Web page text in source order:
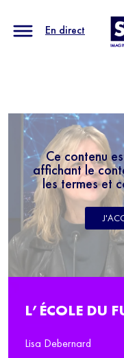
En direct
Ce contenu
affichant le
les termes et
L’ÉCOLE DU
Lisa Debernard